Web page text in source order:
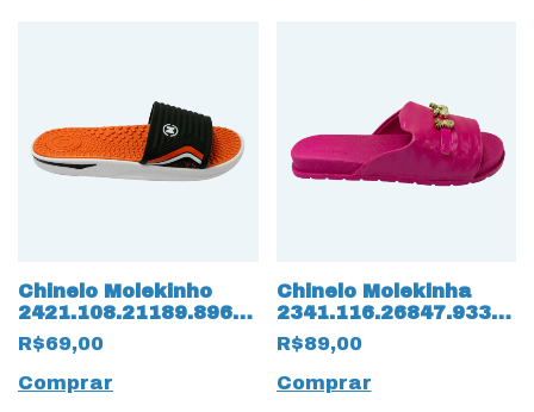
Chinelo Molekinho
2421.108.21189.89661
Slide 15837
Preto/Laranja
R$69,00
Comprar
Chinelo Molekinha
2341.116.26847.93371
Napa Oceâno Verniz
15834 Pink
R$89,00
Comprar